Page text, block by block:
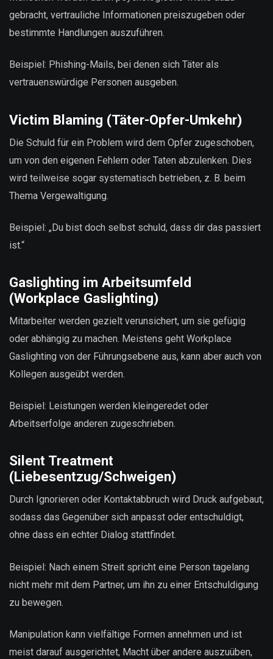
gebracht, vertrauliche Informationen preiszugeben oder
bestimmte Handlungen auszuführen.
Beispiel: Phishing-Mails, bei denen sich Täter als
vertrauenswürdige Personen ausgeben.
Victim Blaming (Täter-Opfer-Umkehr)
Die Schuld für ein Problem wird dem Opfer zugeschoben,
um von den eigenen Fehlern oder Taten abzulenken. Dies
wird teilweise sogar systematisch betrieben, z. B. beim
Thema Vergewaltigung.
Beispiel: „Du bist doch selbst schuld, dass dir das passiert
ist.“
Gaslighting im Arbeitsumfeld
(Workplace Gaslighting)
Mitarbeiter werden gezielt verunsichert, um sie gefügig
oder abhängig zu machen. Meistens geht Workplace
Gaslighting von der Führungsebene aus, kann aber auch von
Kollegen ausgeübt werden.
Beispiel: Leistungen werden kleingeredet oder
Arbeitserfolge anderen zugeschrieben.
Silent Treatment
(Liebesentzug/Schweigen)
Durch Ignorieren oder Kontaktabbruch wird Druck aufgebaut,
sodass das Gegenüber sich anpasst oder entschuldigt,
ohne dass ein echter Dialog stattfindet.
Beispiel: Nach einem Streit spricht eine Person tagelang
nicht mehr mit dem Partner, um ihn zu einer Entschuldigung
zu bewegen.
Manipulation kann vielfältige Formen annehmen und ist
meist darauf ausgerichtet, Macht über andere auszuüben,